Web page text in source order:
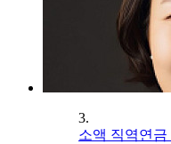
3.
소액 직역연